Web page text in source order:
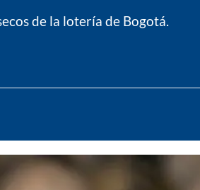
de la lotería de Bogotá.